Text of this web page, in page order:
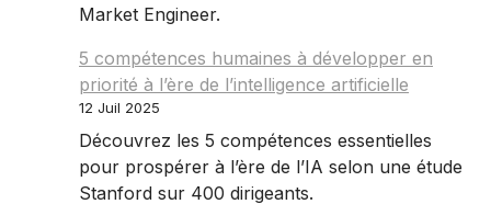
Market Engineer.
5 compétences humaines à développer en
priorité à l’ère de l’intelligence artificielle
12 Juil 2025
Découvrez les 5 compétences essentielles
pour prospérer à l’ère de l’IA selon une étude
Stanford sur 400 dirigeants.